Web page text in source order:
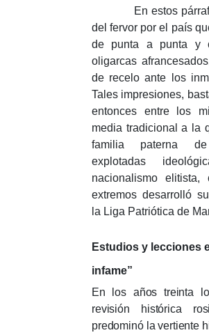
En estos párrafos
del fervor por el país
de punta a punta y
oligarcas
de recelo ante los
Tales impresiones,
entonces entre los
media tradicional a la
familia paterna
explotadas
nacionalismo
extremos desarrolló
la Liga Patriótica de
Estudios y lecciones
infame”
En los años treinta
revisión histórica
predominó la vertiente